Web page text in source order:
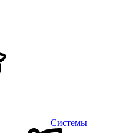
Системы